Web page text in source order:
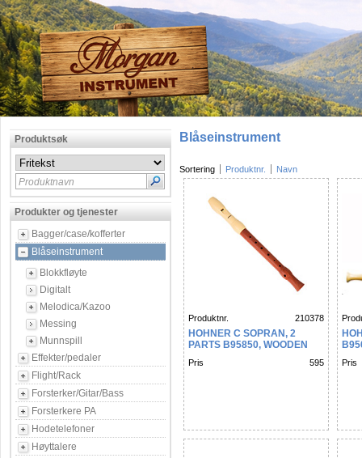
Produktsøk
Produktnavn
Produkter og tjenester
Bagger/case/kofferter
Blåseinstrument
Blokkfløyte
Digitalt
Melodica/Kazoo
Messing
Munnspill
Effekter/pedaler
Flight/Rack
Forsterker/Gitar/Bass
Forsterkere PA
Hodetelefoner
Høyttalere
Blåseinstrument
Sortering Produktnr. Navn
Produktnr. 210378
HOHNER C SOPRAN, 2
PARTS B95850, WOODEN
IVORY, GERMAN
Pris 595 Pris